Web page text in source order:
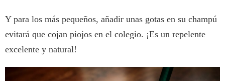
Y para los más pequeños, añadir unas gotas en su champú
evitará que cojan piojos en el colegio. ¡Es un repelente
excelente y natural!